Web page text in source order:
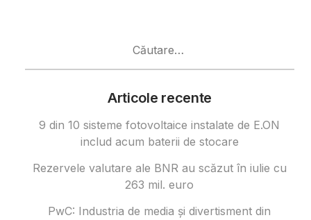
Articole recente
9 din 10 sisteme fotovoltaice instalate de E.ON
includ acum baterii de stocare
Rezervele valutare ale BNR au scăzut în iulie cu
263 mil. euro
PwC: Industria de media și divertisment din